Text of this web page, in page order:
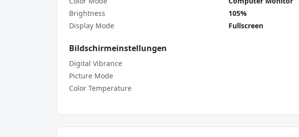
Brightness
105%
Display Mode
Fullscreen
Bildschirmeinstellungen
Digital Vibrance
Picture Mode
Color Temperature